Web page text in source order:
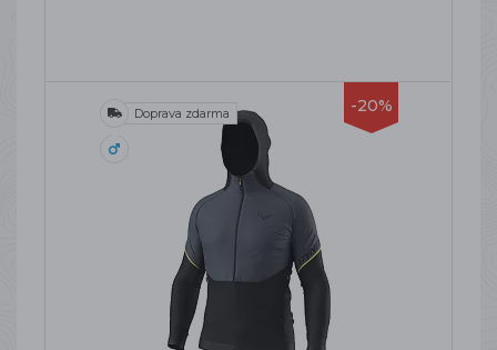
-20%
Doprava zdarma